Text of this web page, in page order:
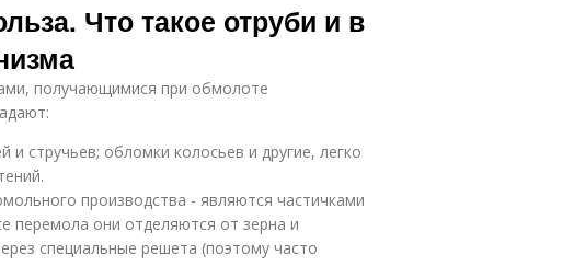
Что такое отруби и в
получающимися при обмолоте
стручьев; обломки колосьев и другие, легко
производства - являются частичками
перемола они отделяются от зерна и
специальные решета (поэтому часто